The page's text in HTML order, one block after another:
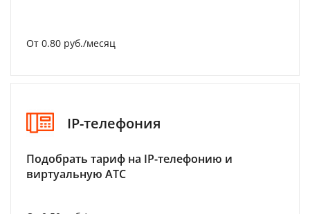
От 0.80 руб./месяц
IP-телефония
Подобрать тариф на IP-телефонию и
виртуальную АТС